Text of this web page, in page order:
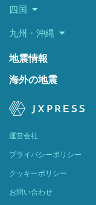
四国
九州・沖縄
地震情報
海外の地震
運営会社
プライバシーポリシー
クッキーポリシー
お問い合わせ